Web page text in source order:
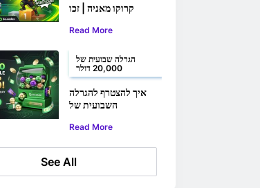
קרוקו מאניה | זכו
מ-100,000,000 רופי
Read More
הגרלה שבועית של
20,000 דולר
איך להצטרף להגרלה
השבועית של
20,000 דולר
Read More
See All